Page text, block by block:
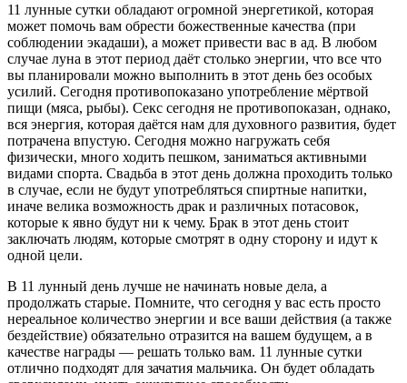
11 лунные сутки обладают огромной энергетикой, которая
может помочь вам обрести божественные качества (при
соблюдении экадаши), а может привести вас в ад. В любом
случае луна в этот период даёт столько энергии, что все что
вы планировали можно выполнить в этот день без особых
усилий. Сегодня противопоказано употребление мёртвой
пищи (мяса, рыбы). Секс сегодня не противопоказан, однако,
вся энергия, которая даётся нам для духовного развития, будет
потрачена впустую. Сегодня можно нагружать себя
физически, много ходить пешком, заниматься активными
видами спорта. Свадьба в этот день должна проходить только
в случае, если не будут употребляться спиртные напитки,
иначе велика возможность драк и различных потасовок,
которые к явно будут ни к чему. Брак в этот день стоит
заключать людям, которые смотрят в одну сторону и идут к
одной цели.
В 11 лунный день лучше не начинать новые дела, а
продолжать старые. Помните, что сегодня у вас есть просто
нереальное количество энергии и все ваши действия (а также
бездействие) обязательно отразится на вашем будущем, а в
качестве награды — решать только вам. 11 лунные сутки
отлично подходят для зачатия мальчика. Он будет обладать